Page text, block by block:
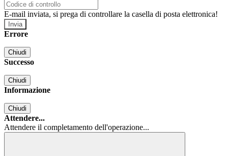
E-mail inviata, si prega di controllare la casella di posta elettronica!
Errore
Chiudi
Successo
Chiudi
Informazione
Chiudi
Attendere...
Attendere il completamento dell'operazione...